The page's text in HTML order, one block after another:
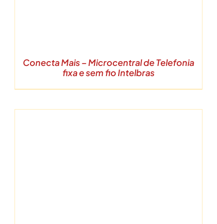
Conecta Mais – Microcentral de Telefonia
fixa e sem fio Intelbras